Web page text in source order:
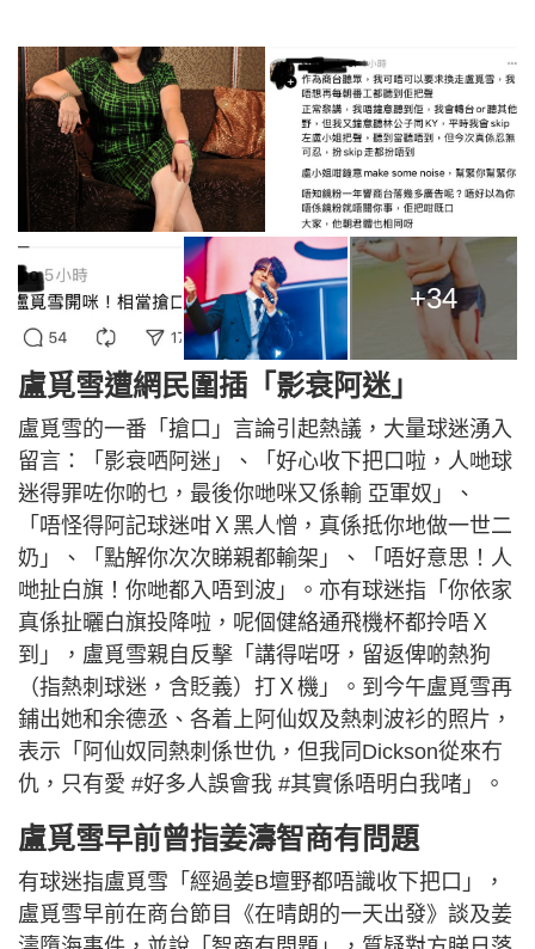
+34
盧覓雪遭網民圍插「影衰阿迷」
盧覓雪的一番「搶口」言論引起熱議，大量球迷湧入
留言：「影衰哂阿迷」、「好心收下把口啦，人哋球
迷得罪咗你啲乜，最後你哋咪又係輸 亞軍奴」、
「唔怪得阿記球迷咁Ｘ黑人憎，真係抵你地做一世二
奶」、「點解你次次睇親都輸架」、「唔好意思！人
哋扯白旗！你哋都入唔到波」。亦有球迷指「你依家
真係扯曬白旗投降啦，呢個健絡通飛機杯都拎唔Ｘ
到」，盧覓雪親自反擊「講得啱呀，留返俾啲熱狗
（指熱刺球迷，含貶義）打Ｘ機」。到今午盧覓雪再
鋪出她和余德丞、各着上阿仙奴及熱刺波衫的照片，
表示「阿仙奴同熱刺係世仇，但我同Dickson從來冇
仇，只有愛 #好多人誤會我 #其實係唔明白我啫」。
盧覓雪早前曾指姜濤智商有問題
有球迷指盧覓雪「經過姜B壇野都唔識收下把口」，
盧覓雪早前在商台節目《在晴朗的一天出發》談及姜